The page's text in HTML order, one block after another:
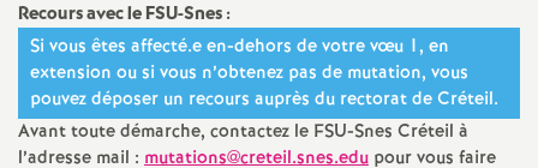
n
e
Recours avec leFSU-Snes :
Si vous êtes affecté.e en-dehors de votre vœu 1, en
extension ou si vous n’obtenez pas de mutation, vous
pouvez déposer un recours auprès du rectorat de Créteil.
Avant toute démarche, contactez le FSU-Snes Créteil à
l’adresse mail : mutations@creteil.snes.edu pour vous faire